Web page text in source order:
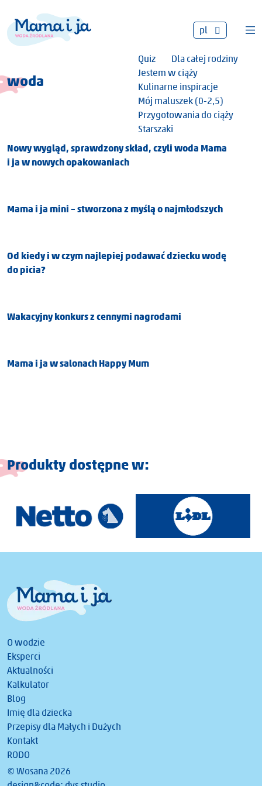
pl
woda
Quiz
Dla całej rodziny
Jestem w ciąży
Kulinarne inspiracje
Mój maluszek (0-2,5)
Przygotowania do ciąży
Starszaki
Nowy wygląd, sprawdzony skład, czyli woda Mama
i ja w nowych opakowaniach
Mama i ja mini – stworzona z myślą o najmłodszych
Od kiedy i w czym najlepiej podawać dziecku wodę
do picia?
Wakacyjny konkurs z cennymi nagrodami
Mama i ja w salonach Happy Mum
Produkty dostępne w:
O wodzie
Eksperci
Aktualności
Kalkulator
Blog
Imię dla dziecka
Przepisy dla Małych i Dużych
Kontakt
RODO
© Wosana 2026